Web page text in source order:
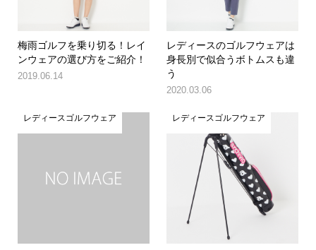
梅雨ゴルフを乗り切る！レイ
ンウェアの選び方をご紹介！
2019.06.14
レディースのゴルフウェアは
身長別で似合うボトムスも違
う
2020.03.06
レディースゴルフウェア レディースゴルフウェア